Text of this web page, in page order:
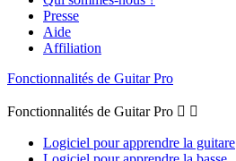
Presse
Aide
Affiliation
Fonctionnalités de Guitar Pro
Fonctionnalités de Guitar Pro  
Logiciel pour apprendre la guitare